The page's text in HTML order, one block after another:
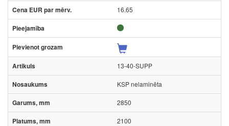
16.65
13-40-SUPP
KSP nelaminēta
2850
2100